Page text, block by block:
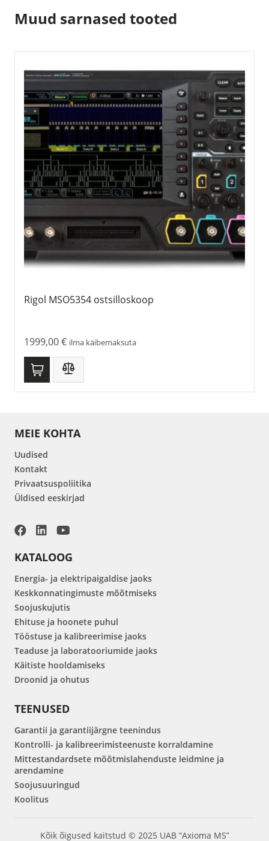
Muud sarnased tooted
Rigol MSO5354 ostsilloskoop
1999,00€ ilma käibemaksuta
MEIE KOHTA
Uudised
Kontakt
Privaatsuspoliitika
Üldised eeskirjad
KATALOOG
Energia- ja elektripaigaldise jaoks
Keskkonnatingimuste mõõtmiseks
Soojuskujutis
Ehituse ja hoonete puhul
Tööstuse ja kalibreerimise jaoks
Teaduse ja laboratooriumide jaoks
Käitiste hooldamiseks
Droonid ja ohutus
TEENUSED
Garantii ja garantiijärgne teenindus
Kontrolli- ja kalibreerimisteenuste korraldamine
Mittestandardsete mõõtmislahenduste leidmine ja
arendamine
Soojusuuringud
Koolitus
Kõik õigused kaitstud © 2025 UAB “Axioma MS”